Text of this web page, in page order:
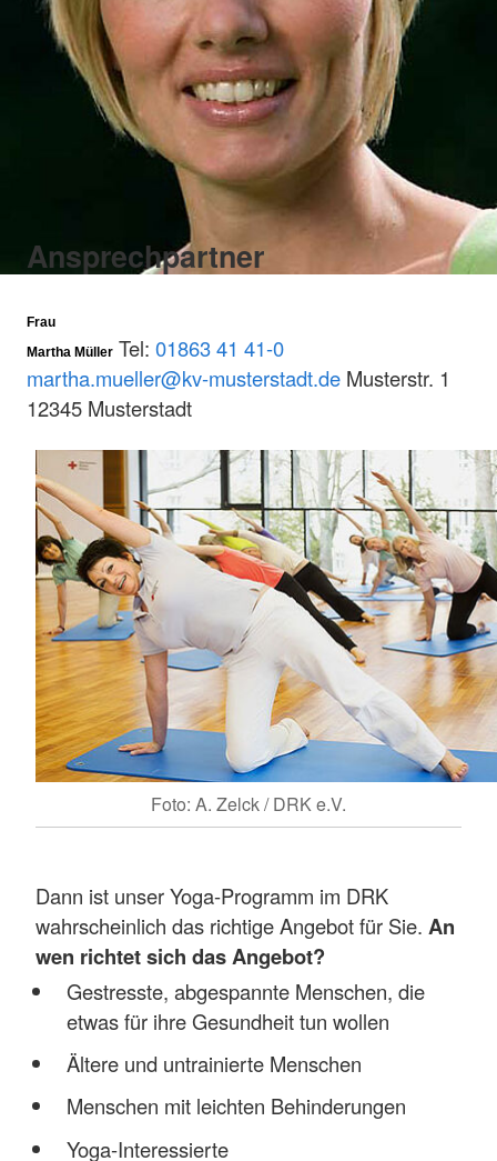
Ansprechpartner
Frau
Martha Müller Tel: 01863 41 41-0
martha.mueller@kv-musterstadt.de Musterstr. 1
12345 Musterstadt
Foto: A. Zelck / DRK e.V.
Dann ist unser Yoga-Programm im DRK
wahrscheinlich das richtige Angebot für Sie. An
wen richtet sich das Angebot?
Gestresste, abgespannte Menschen, die
etwas für ihre Gesundheit tun wollen
Ältere und untrainierte Menschen
Menschen mit leichten Behinderungen
Yoga-Interessierte